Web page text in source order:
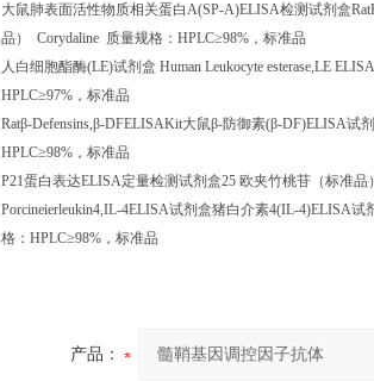
大鼠肺表面活性物质相关蛋白A(SP-A)ELISA检测试剂盒
品）
Corydaline 质量规格： HPLC≥98% ，标准品
人白细胞酯酶(LE)试剂盒 Human Leukocyte esterase,LE
HPLC≥97% ，标准品
Ratβ-Defensins,β-DFELISAKit大鼠β-防御素(β-DF)ELISA试
HPLC≥98% ，标准品
P21蛋白表达ELISA定量检测试剂盒25 欧夹竹桃苷（标准品）
Porcineierleukin4,IL-4ELISA试剂盒猪白介素4(IL-4)ELISA试
格： HPLC≥98% ，标准品
产品：